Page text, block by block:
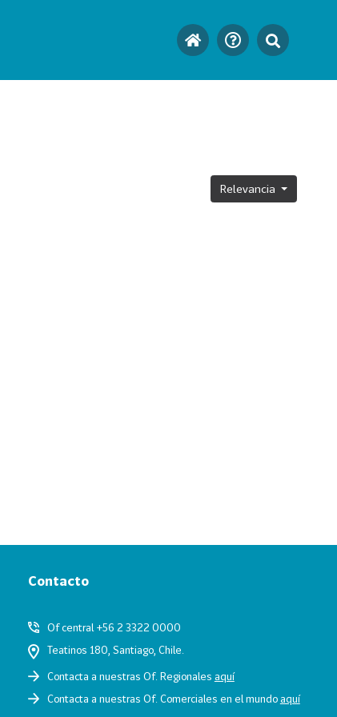
Relevancia
Contacto
Of central +56 2 3322 0000
Teatinos 180, Santiago, Chile.
Contacta a nuestras Of. Regionales aquí
Contacta a nuestras Of. Comerciales en el mundoaquí